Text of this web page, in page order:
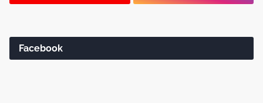
Facebook